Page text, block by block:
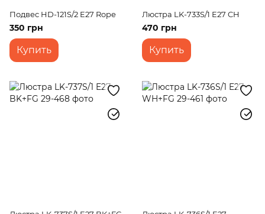
Подвес HD-121S/2 E27 Rope
350 грн
Купить
Люстра LK-733S/1 E27 CH
470 грн
Купить